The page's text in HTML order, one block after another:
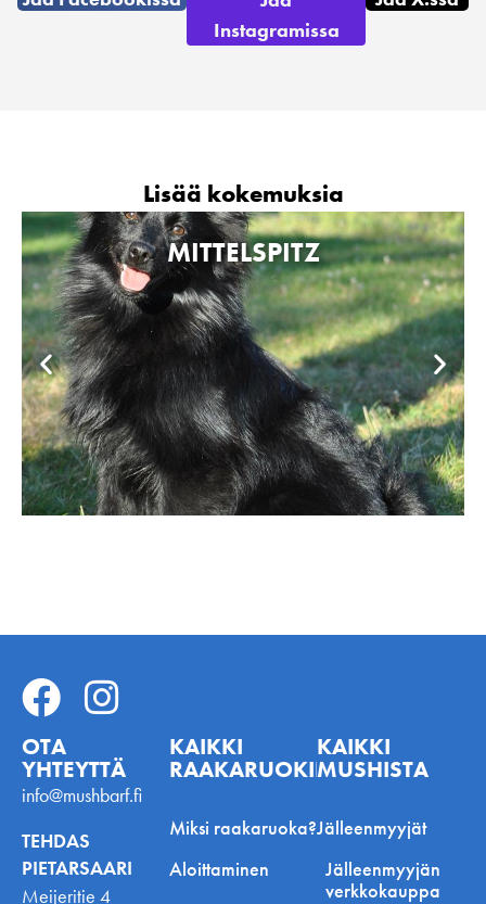
Instagramissa
Lisää kokemuksia
MITTELSPITZ
OTA
YHTEYTTÄ
info@mushbarf.fi
TEHDAS
PIETARSAARI
Meijeritie 4
KAIKKI
RAAKARUOKINNASTA
Miksi raakaruoka?
Aloittaminen
KAIKKI
MUSHISTA
Jälleenmyyjät
Jälleenmyyjän
verkkokauppa